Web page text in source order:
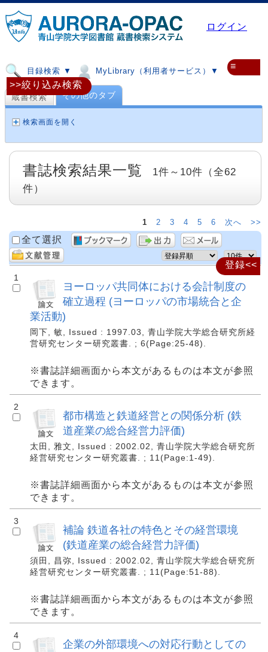
ログイン
目録検索 ▼ MyLibrary（利用者サービス）▼ ≡
登録<<
蔵書検索 その他のタブ
検索画面を開く
>>絞り込み検索
書誌検索結果一覧
1件～10件（全62
件）
1 2 3 4 5 6 次へ >>
全て選択
1
ヨーロッパ共同体における会計制度の
確立過程 (ヨーロッパの市場統合と企
業活動)
岡下, 敏, Issued : 1997.03, 青山学院大学総合研究所経
営研究センター研究叢書. ; 6(Page:25-48).
※書誌詳細画面から本文があるものは本文が参照
できます。
2
都市構造と鉄道経営との関係分析 (鉄
道産業の総合経営力評価)
太田, 雅文, Issued : 2002.02, 青山学院大学総合研究所
経営研究センター研究叢書. ; 11(Page:1-49).
※書誌詳細画面から本文があるものは本文が参照
できます。
3
補論 鉄道各社の特色とその経営環境
(鉄道産業の総合経営力評価)
須田, 昌弥, Issued : 2002.02, 青山学院大学総合研究所
経営研究センター研究叢書. ; 11(Page:51-88).
※書誌詳細画面から本文があるものは本文が参照
できます。
4
企業の外部環境への対応行動としての